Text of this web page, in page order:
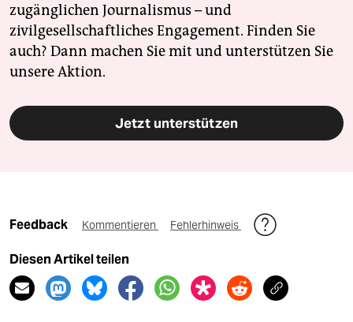
zugänglichen Journalismus – und
zivilgesellschaftliches Engagement. Finden Sie
auch? Dann machen Sie mit und unterstützen Sie
unsere Aktion.
Jetzt unterstützen
Feedback Kommentieren Fehlerhinweis
Diesen Artikel teilen